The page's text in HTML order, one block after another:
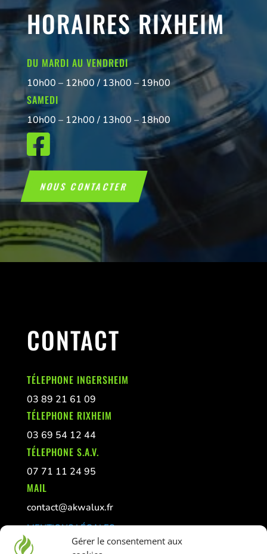
Gérer le consentement aux
HORAIRES RIXHEIM
DU MARDI AU VENDREDI
10h00 – 12h00 / 13h00 – 19h00
SAMEDI
10h00 – 12h00 / 13h00 – 18h00

NOUS CONTACTER
CONTACT
TÉLEPHONE INGERSHEIM
03 89 21 61 09
TÉLEPHONE RIXHEIM
03 69 54 12 44
TÉLEPHONE S.A.V.
07 71 11 24 95
MAIL
contact@akwalux.fr
MENTIONS LÉGALES
CONFIDENTIALITÉ